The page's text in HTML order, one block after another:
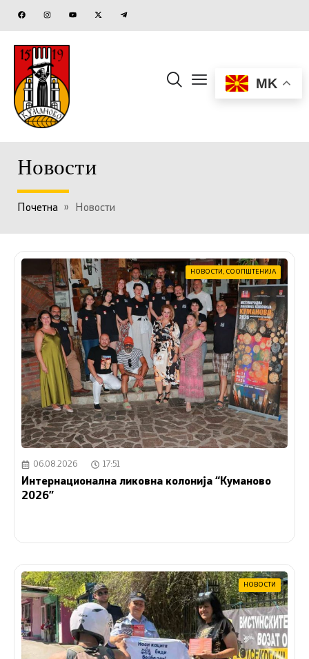
MK
Новости
Почетна » Новости
НОВОСТИ, СООПШТЕНИЈА
06.08.2026 17:51
Интернационална ликовна колонија “Куманово
2026”
НОВОСТИ